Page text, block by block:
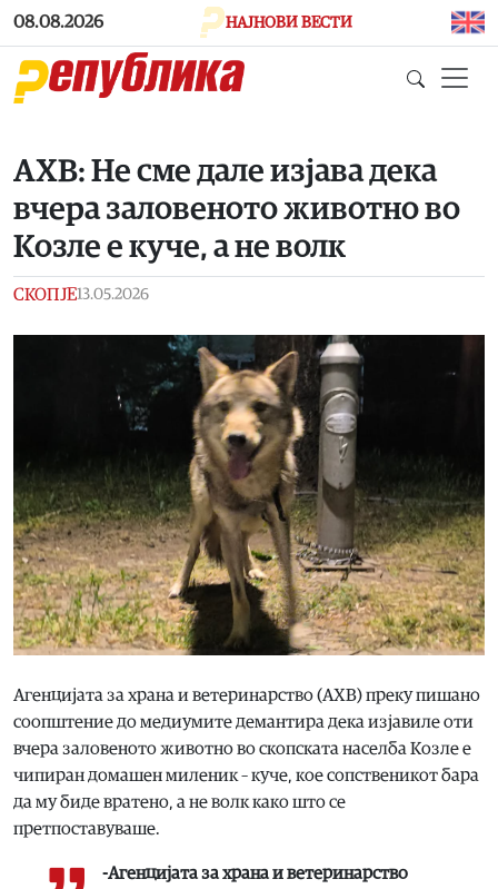
Skip to main content
08.08.2026 НАЈНОВИ ВЕСТИ
АХВ: Не сме дале изјава дека
вчера заловеното животно во
Козле е куче, а не волк
СКОПЈЕ13.05.2026
Агенцијата за храна и ветеринарство (АХВ) преку пишано
соопштение до медиумите демантира дека изјавиле оти
вчера заловеното животно во скопската населба Козле е
чипиран домашен миленик – куче, кое сопственикот бара
да му биде вратено, а не волк како што се
претпоставуваше.
-Агенцијата за храна и ветеринарство